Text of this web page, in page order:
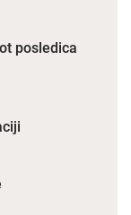
posledica